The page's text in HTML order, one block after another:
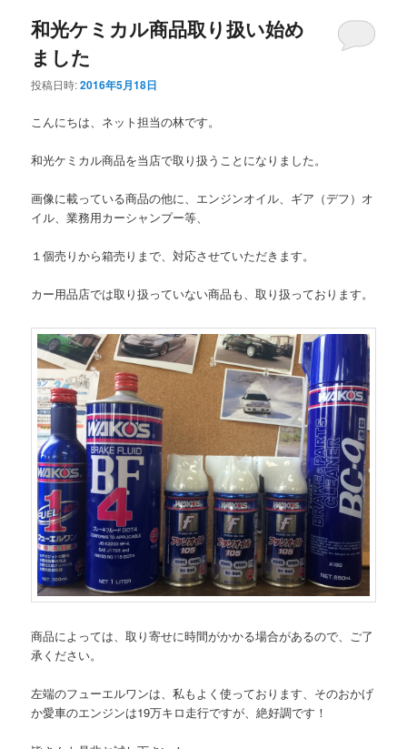
和光ケミカル商品取り扱い始め
ました
投稿日時:2016年5月18日
こんにちは、ネット担当の林です。
和光ケミカル商品を当店で取り扱うことになりました。
画像に載っている商品の他に、エンジンオイル、ギア（デフ）オ
イル、業務用カーシャンプー等、
１個売りから箱売りまで、対応させていただきます。
カー用品店では取り扱っていない商品も、取り扱っております。
商品によっては、取り寄せに時間がかかる場合があるので、ご了
承ください。
左端のフューエルワンは、私もよく使っております、そのおかげ
か愛車のエンジンは19万キロ走行ですが、絶好調です！